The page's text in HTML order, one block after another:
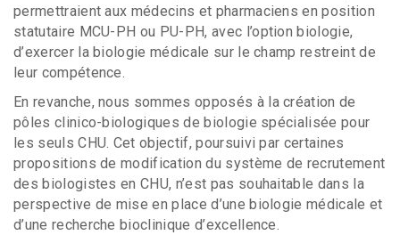
permettraient aux médecins et pharmaciens en position
statutaire MCU-PH ou PU-PH, avec l’option biologie,
d’exercer la biologie médicale sur le champ restreint de
leur compétence.
En revanche, nous sommes opposés à la création de
pôles clinico-biologiques de biologie spécialisée pour
les seuls CHU. Cet objectif, poursuivi par certaines
propositions de modification du système de recrutement
des biologistes en CHU, n’est pas souhaitable dans la
perspective de mise en place d’une biologie médicale et
d’une recherche bioclinique d’excellence.